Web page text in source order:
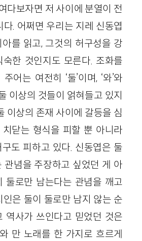
다보자면 저 사이에 분열이 전
. 어쩌면 우리는 지레 신동엽
를 읽고, 그것의 허구성을 강
한 것인지도 모른다. 조화를
어는 여전히 ‘둘’이며, ‘와’와
이상의 것들이 얽혀들고 있지
이상의 존재 사이에 갈등을 심
닫는 형식을 피할 뿐 아니라
도 피하고 있다. 신동엽은 둘
관념을 주장하고 싶었던 게 아
둘로만 남는다는 관념을 깨고
인은 둘이 둘로만 남지 않는 순
역사가 쓰인다고 믿었던 것은
만 노래를 한 가지로 흐르게